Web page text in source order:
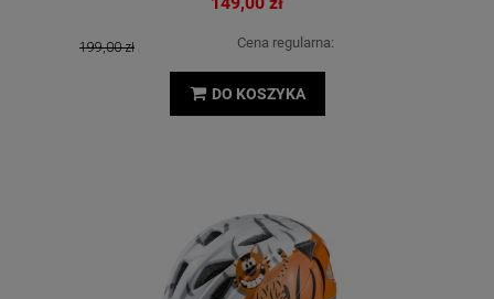
Cena regularna:
199,00 zł
DO KOSZYKA